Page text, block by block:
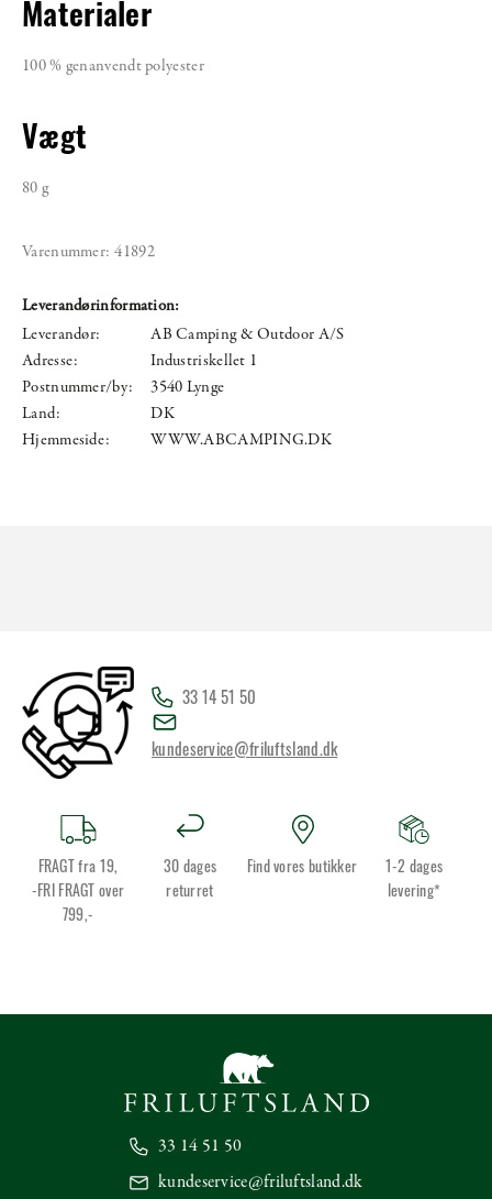
Materialer
100 % genanvendt polyester
Vægt
80 g
Varenummer: 41892
Leverandørinformation:
Leverandør:
AB Camping & Outdoor A/S
Adresse:
Industriskellet 1
Postnummer/by:
3540 Lynge
Land:
DK
Hjemmeside:
WWW.ABCAMPING.DK
33 14 51 50
kundeservice@friluftsland.dk
FRAGT fra 19,
-FRI FRAGT over
799,-
30 dages
returret
Find vores butikker
1-2 dages
levering*
33 14 51 50
kundeservice@friluftsland.dk